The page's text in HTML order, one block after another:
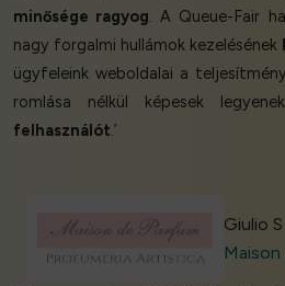
minősége ragyog. A Queue-Fair
nagy forgalmi hullámok kezelésének
ügyfeleink weboldalai a
romlása nélkül képesek
felhasználót.’
Giulio